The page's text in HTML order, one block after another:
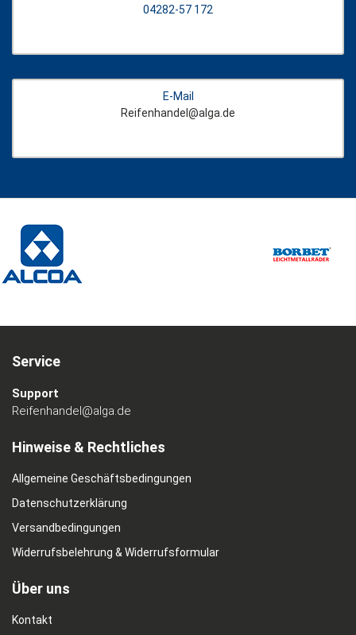
04282-57 172
E-Mail
Reifenhandel@alga.de
Service
Support
Reifenhandel@alga.de
Hinweise & Rechtliches
Allgemeine Geschäftsbedingungen
Datenschutzerklärung
Versandbedingungen
Widerrufsbelehrung & Widerrufsformular
Über uns
Kontakt